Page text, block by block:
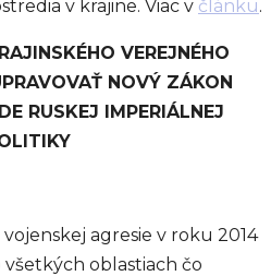
v krajine. Viac v článku.
VEREJNÉHO
NOVÝ ZÁKON
RUSKEJ IMPERIÁLNEJ
agresie v roku 2014
všetkých oblastiach čo